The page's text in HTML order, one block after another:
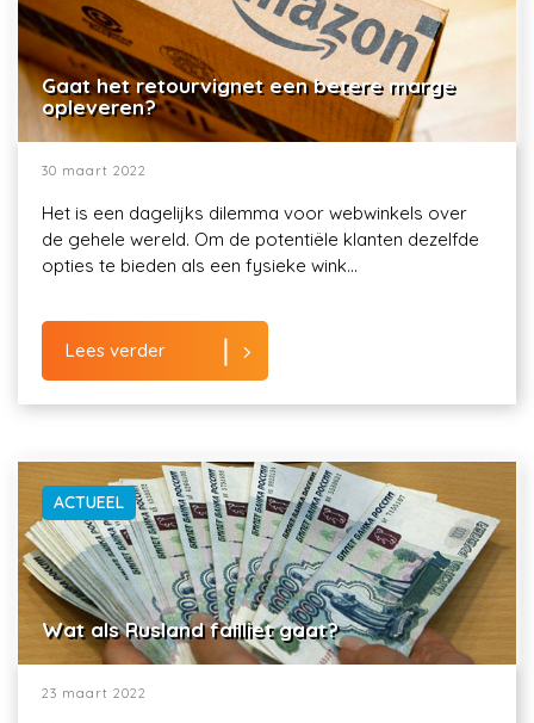
Gaat het retourvignet een betere marge
opleveren?
30 maart 2022
Het is een dagelijks dilemma voor webwinkels over
de gehele wereld. Om de potentiële klanten dezelfde
opties te bieden als een fysieke wink...
Lees verder
ACTUEEL
Wat als Rusland failliet gaat?
23 maart 2022